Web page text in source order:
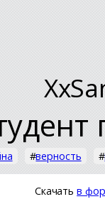
#верность #
Скачатьв